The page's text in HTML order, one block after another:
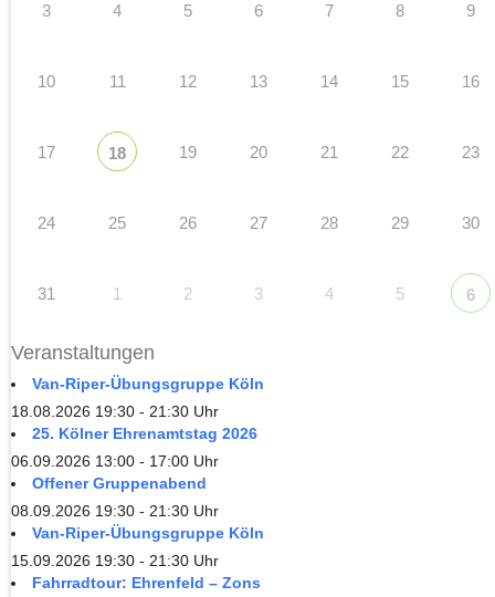
3 4 5 6 7 8 9
10 11 12 13 14 15 16
17 18 19 20 21 22 23
24 25 26 27 28 29 30
31 1 2 3 4 5 6
Veranstaltungen
Van-Riper-Übungsgruppe Köln
18.08.2026 19:30 - 21:30 Uhr
25. Kölner Ehrenamtstag 2026
06.09.2026 13:00 - 17:00 Uhr
Offener Gruppenabend
08.09.2026 19:30 - 21:30 Uhr
Van-Riper-Übungsgruppe Köln
15.09.2026 19:30 - 21:30 Uhr
Fahrradtour: Ehrenfeld – Zons